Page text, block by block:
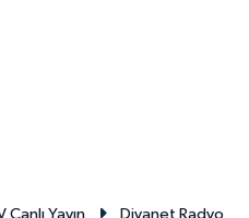
Canlı Yayın Diyanet Radyo